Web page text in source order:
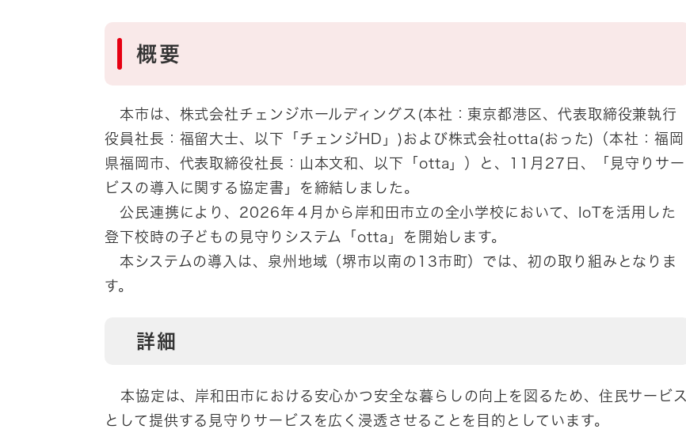
概要​
本市は、株式会社チェンジホールディングス(本社：東京都港区、代表取締役兼執行
役員社長：福留大士、以下「チェンジHD」)および株式会社otta(おった)（本社：福岡
県福岡市、代表取締役社長：山本文和、以下「otta」）と、11月27日、「見守りサー
ビスの導入に関する協定書」を締結しました。
公民連携により、2026年４月から岸和田市立の全小学校において、IoTを活用した
登下校時の子どもの見守りシステム「otta」を開始します。
本システムの導入は、泉州地域（堺市以南の13市町）では、初の取り組みとなりま
す。
詳細​
本協定は、岸和田市における安心かつ安全な暮らしの向上を図るため、住民サービス
として提供する見守りサービスを広く浸透させることを目的としています。